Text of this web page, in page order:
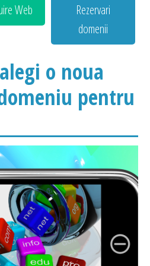
Web
Rezervari
domenii
o noua
pentru